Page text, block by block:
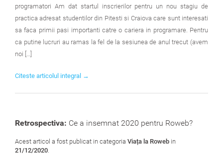
programatori Am dat startul inscrierilor pentru un nou stagiu de
practica adresat studentilor din Pitesti si Craiova care sunt interesati
sa faca primii pasi importanti catre o cariera in programare. Pentru
ca putine lucruri au ramas la fel de la sesiunea de anul trecut (avem
noi […]
Citeste articolul integral →
Retrospectiva: Ce a insemnat 2020 pentru Roweb?
Acest articol a fost publicat in categoria Viața la Roweb in
21/12/2020.